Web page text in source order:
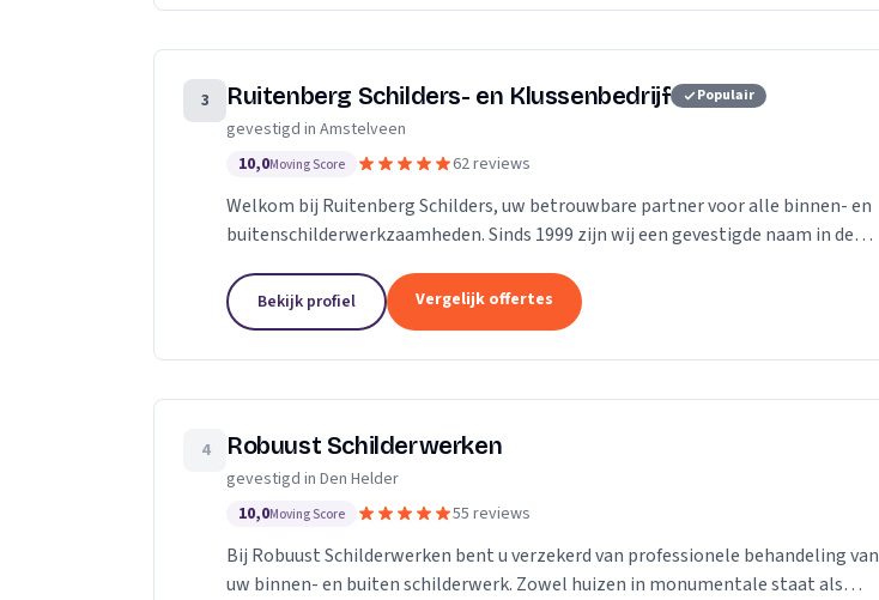
3 Ruitenberg Schilders- en Klussenbedrijf Populair
gevestigd in Amstelveen
10,0Moving Score 62 reviews
Welkom bij Ruitenberg Schilders, uw betrouwbare partner voor alle binnen- en
buitenschilderwerkzaamheden. Sinds 1999 zijn wij een gevestigde naam in de
Bekijk profiel Vergelijk offertes
4 Robuust Schilderwerken
gevestigd in Den Helder
10,0Moving Score 55 reviews
Bij Robuust Schilderwerken bent u verzekerd van professionele behandeling van
uw binnen- en buiten schilderwerk. Zowel huizen in monumentale staat als